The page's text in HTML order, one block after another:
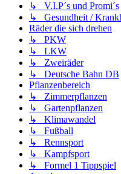
↳ V.I.P´s und Promi´s
↳ Gesundheit /
Räder die sich drehen
↳ PKW
↳ LKW
↳ Zweiräder
↳ Deutsche Bahn DB
Pflanzenbereich
↳ Zimmerpflanzen
↳ Gartenpflanzen
↳ Klimawandel
↳ Fußball
↳ Rennsport
↳ Kampfsport
↳ Formel 1 Tippspiel